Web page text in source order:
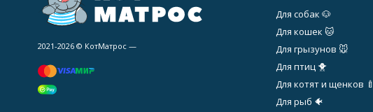
2021-2026 © КотМатрос —
Для собак 🐶
Для кошек 🐱
Для грызунов 🐭
Для птиц 🐥
Для котят и щенков 🍼
Для рыб 🐠